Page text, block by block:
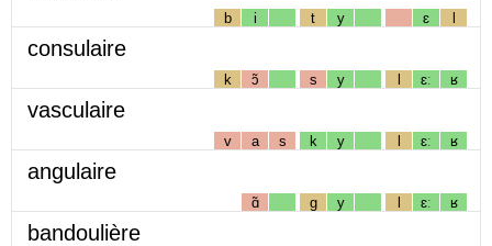
b i t y ɛ l
consulaire
k ɔ̃ s y l ɛː ʁ
vasculaire
v a s k y l ɛː ʁ
angulaire
ɑ̃ g y l ɛː ʁ
bandoulière